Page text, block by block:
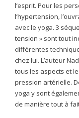
l’esprit. Pour les
l’hypertension,
avec le yoga. 3
tension » sont tout
différentes
chez lui. L’auteur
tous les aspects et
pression artérielle.
yoga y sont
de manière tout à